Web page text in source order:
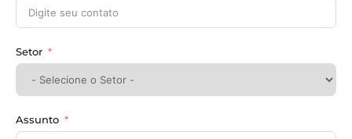
Setor
Assunto